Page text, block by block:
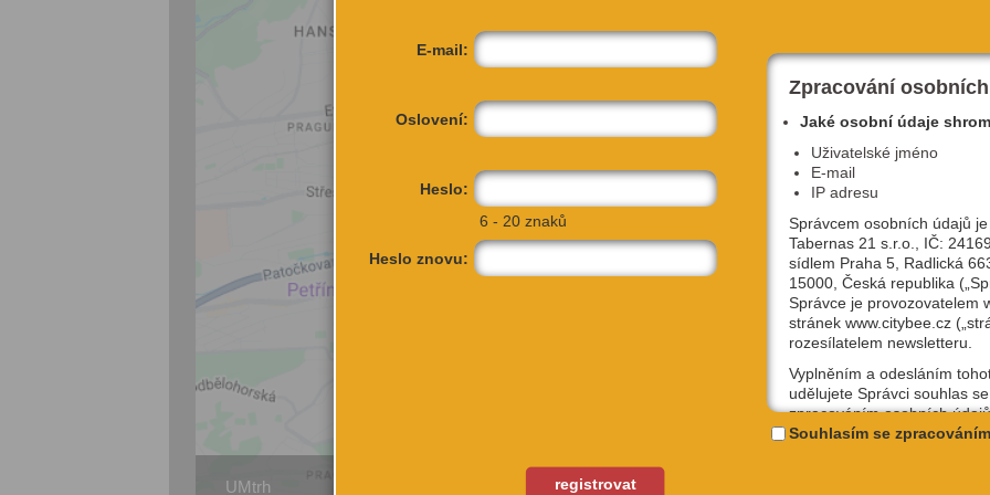
UMtrh
Alšovo nábřeží
E-mail:
Oslovení:
Heslo:
6 - 20 znaků
Heslo znovu:
registrovat
Zpracování
Jaké osobní údaje
Uživatelské jméno
E-mail
IP adresu
Správcem osobních údajů
Tabernas 21 s.r.o., IČ:
sídlem Praha 5, Radlická
15000, Česká republika
Správce je provozovatelem
stránek www.citybee.cz
rozesílatelem newsletteru.
Vyplněním a odesláním
udělujete Správci souhlas se
zpracováním osobních
uživatelské jméno, email, IP
Souhlasím se